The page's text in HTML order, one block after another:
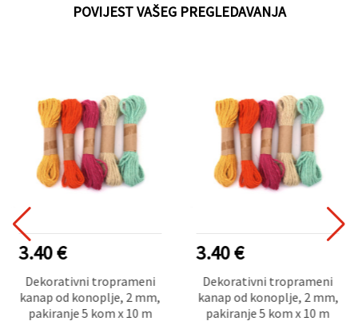
POVIJEST VAŠEG PREGLEDAVANJA
3.40 €
Dekorativni troprameni
kanap od konoplje, 2 mm,
pakiranje 5 kom x 10 m
3.40 €
Dekorativni troprameni
kanap od konoplje, 2 mm,
pakiranje 5 kom x 10 m